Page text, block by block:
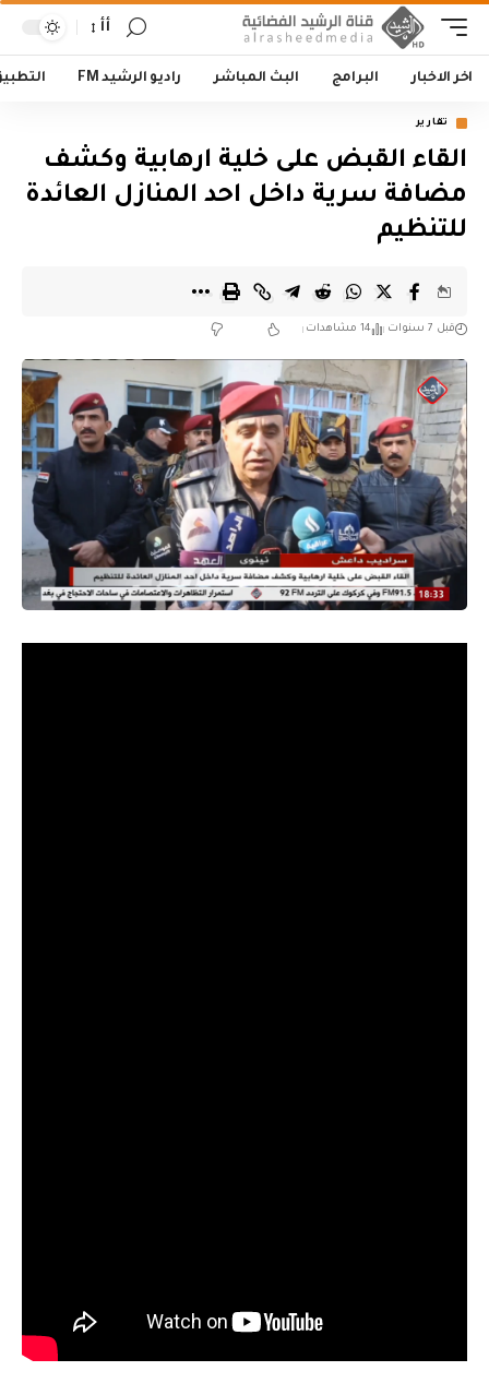
أأ
اخر الاخبار البرامج البث المباشر راديو الرشيد FM
تقارير
القاء القبض على خلية ارهابية وكشف
مضافة سرية داخل احد المنازل العائدة
للتنظيم
قبل 7 سنوات 14 مشاهدات